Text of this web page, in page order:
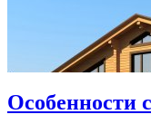
Особенности